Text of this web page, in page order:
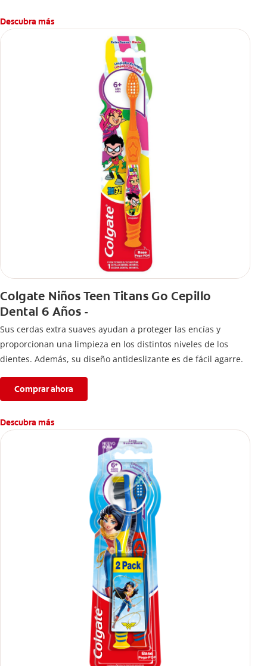
Descubra más
Colgate Niños Teen Titans Go Cepillo
Dental 6 Años -
Sus cerdas extra suaves ayudan a proteger las encías y
proporcionan una limpieza en los distintos niveles de los
dientes. Además, su diseño antideslizante es de fácil agarre.
Comprar ahora
Descubra más